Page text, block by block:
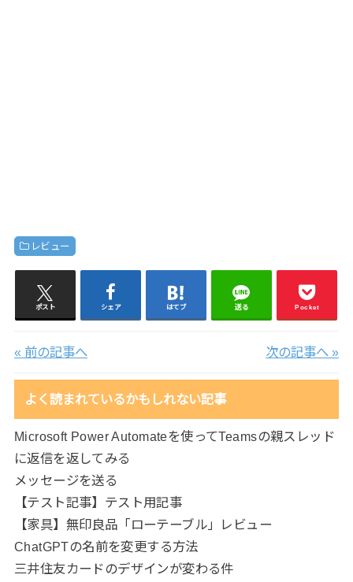
レビュー
ポスト シェア はてブ 送る Pocket
« 前の記事へ 次の記事へ »
よく読まれているかもしれない記事
Microsoft Power Automateを使ってTeamsの親スレッド
に返信を返してみる
メッセージを送る
【テスト記事】テスト用記事
【家具】無印良品「ローテーブル」レビュー
ChatGPTの名前を変更する方法
三井住友カードのデザインが変わる件